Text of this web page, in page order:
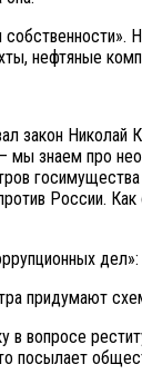
нефтяные
закон
знаем про
России.
дел»:
придумают
в вопросе